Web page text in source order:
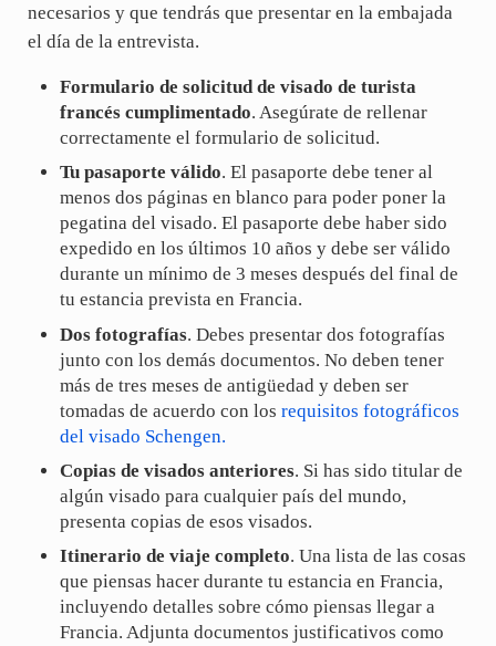
necesarios y que tendrás que presentar en la embajada
el día de la entrevista.
Formulario de solicitud de visado de turista
francés cumplimentado. Asegúrate de rellenar
correctamente el formulario de solicitud.
Tu pasaporte válido. El pasaporte debe tener al
menos dos páginas en blanco para poder poner la
pegatina del visado. El pasaporte debe haber sido
expedido en los últimos 10 años y debe ser válido
durante un mínimo de 3 meses después del final de
tu estancia prevista en Francia.
Dos fotografías. Debes presentar dos fotografías
junto con los demás documentos. No deben tener
más de tres meses de antigüedad y deben ser
tomadas de acuerdo con losrequisitos fotográficos
del visado Schengen.
Copias de visados anteriores. Si has sido titular de
algún visado para cualquier país del mundo,
presenta copias de esos visados.
Itinerario de viaje completo. Una lista de las cosas
que piensas hacer durante tu estancia en Francia,
incluyendo detalles sobre cómo piensas llegar a
Francia. Adjunta documentos justificativos como